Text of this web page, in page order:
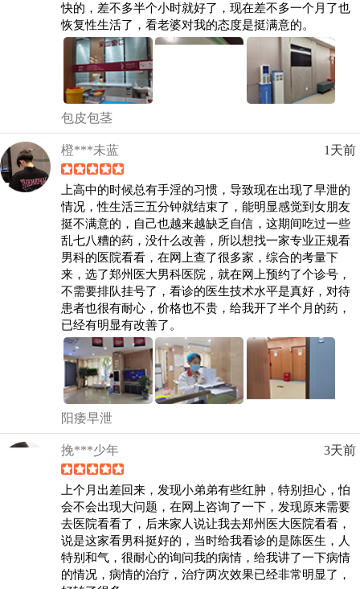
快的，差不多半个小时就好了，现在差不多一个月了也
恢复性生活了，看老婆对我的态度是挺满意的。
包皮包茎
橙***未蓝 1天前
上高中的时候总有手淫的习惯，导致现在出现了早泄的
情况，性生活三五分钟就结束了，能明显感觉到女朋友
挺不满意的，自己也越来越缺乏自信，这期间吃过一些
乱七八糟的药，没什么改善，所以想找一家专业正规看
男科的医院看看，在网上查了很多家，综合的考量下
来，选了郑州医大男科医院，就在网上预约了个诊号，
不需要排队挂号了，看诊的医生技术水平是真好，对待
患者也很有耐心，价格也不贵，给我开了半个月的药，
已经有明显有改善了。
阳痿早泄
挽***少年 3天前
上个月出差回来，发现小弟弟有些红肿，特别担心，怕
会不会出现大问题，在网上咨询了一下，发现原来需要
去医院看看了，后来家人说让我去郑州医大医院看看，
说是这家看男科挺好的，当时给我看诊的是陈医生，人
特别和气，很耐心的询问我的病情，给我讲了一下病情
的情况，病情的治疗，治疗两次效果已经非常明显了，